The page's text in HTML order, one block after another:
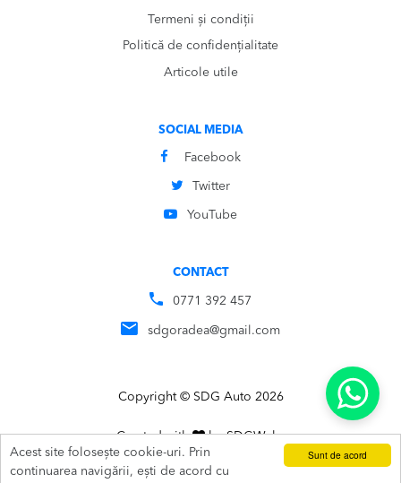
Sunt de acord
Acest site folosește cookie-uri. Prin
continuarea navigării, ești de acord cu
Termeni și condiții
Politică de confidențialitate
Articole utile
SOCIAL MEDIA
Facebook
Twitter
YouTube
CONTACT
0771 392 457
sdgoradea@gmail.com
Copyright © SDG Auto 2026
Created with bySDGWebs
ADAUGĂ ÎN COȘ